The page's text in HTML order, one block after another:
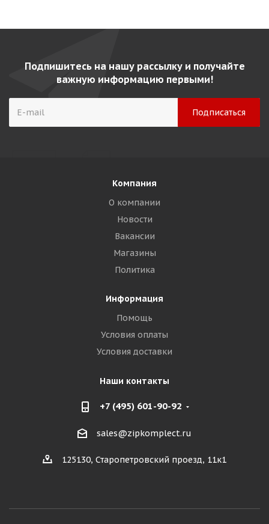
Подпишитесь на нашу рассылку и получайте
важную информацию первыми!
Компания
О компании
Новости
Вакансии
Магазины
Политика
Информация
Помощь
Условия оплаты
Условия доставки
Наши контакты
+7 (495) 601-90-92
sales@zipkomplect.ru
125130, Старопетровский проезд, 11к1